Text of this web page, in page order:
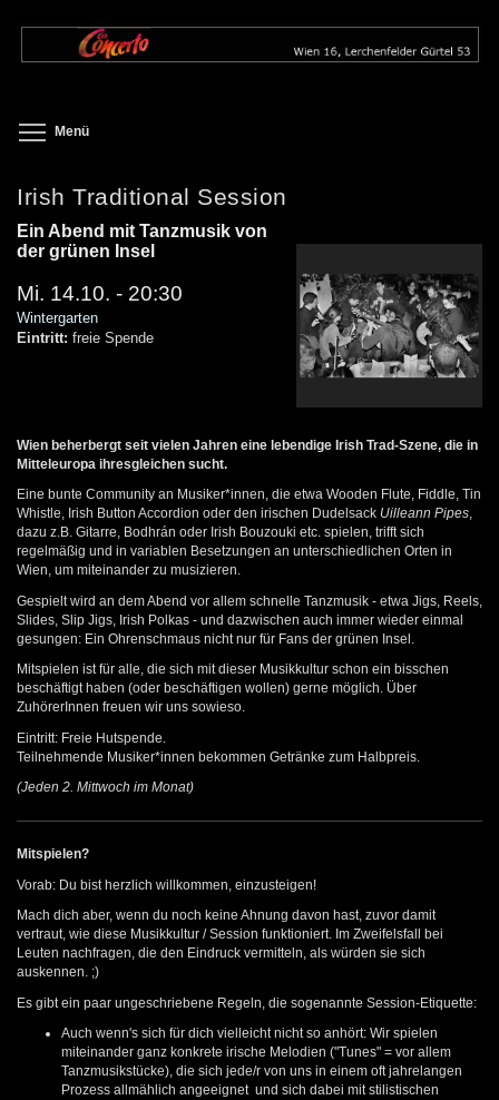
zum
Menü
Irish Traditional Session
Ein Abend mit Tanzmusik von
der grünen Insel
Mi. 14.10. - 20:30
Wintergarten
Eintritt: freie Spende
Wien beherbergt seit vielen Jahren eine lebendige Irish Trad-Szene, die in
Mitteleuropa ihresgleichen sucht.
Eine bunte Community an Musiker*innen, die etwa Wooden Flute, Fiddle, Tin
Whistle, Irish Button Accordion oder den irischen Dudelsack Uilleann Pipes,
dazu z.B. Gitarre, Bodhrán oder Irish Bouzouki etc. spielen, trifft sich
regelmäßig und in variablen Besetzungen an unterschiedlichen Orten in
Wien, um miteinander zu musizieren.
Gespielt wird an dem Abend vor allem schnelle Tanzmusik - etwa Jigs, Reels,
Slides, Slip Jigs, Irish Polkas - und dazwischen auch immer wieder einmal
gesungen: Ein Ohrenschmaus nicht nur für Fans der grünen Insel.
Mitspielen ist für alle, die sich mit dieser Musikkultur schon ein bisschen
beschäftigt haben (oder beschäftigen wollen) gerne möglich. Über
ZuhörerInnen freuen wir uns sowieso.
Eintritt: Freie Hutspende.
Teilnehmende Musiker*innen bekommen Getränke zum Halbpreis.
(Jeden 2. Mittwoch im Monat)
Mitspielen?
Vorab: Du bist herzlich willkommen, einzusteigen!
Mach dich aber, wenn du noch keine Ahnung davon hast, zuvor damit
vertraut, wie diese Musikkultur / Session funktioniert. Im Zweifelsfall bei
Leuten nachfragen, die den Eindruck vermitteln, als würden sie sich
auskennen. ;)
Es gibt ein paar ungeschriebene Regeln, die sogenannte Session-Etiquette:
Auch wenn's sich für dich vielleicht nicht so anhört: Wir spielen
miteinander ganz konkrete irische Melodien ("Tunes" = vor allem
Tanzmusikstücke), die sich jede/r von uns in einem oft jahrelangen
Prozess allmählich angeeignet und sich dabei mit stilistischen